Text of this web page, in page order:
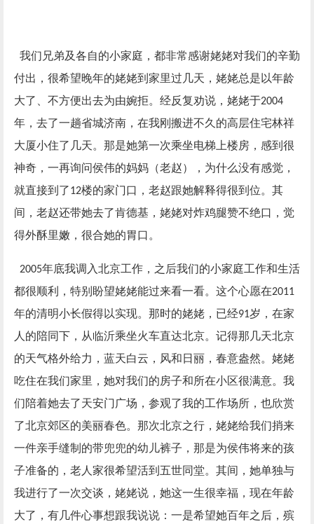
我们兄弟及各自的小家庭，都非常感谢姥姥对我们的辛勤
付出，很希望晚年的姥姥到家里过几天，姥姥总是以年龄
大了、不方便出去为由婉拒。经反复劝说，姥姥于2004
年，去了一趟省城济南，在我刚搬进不久的高层住宅林祥
大厦小住了几天。那是她第一次乘坐电梯上楼房，感到很
神奇，一再询问侯伟的妈妈（老赵），为什么没有感觉，
就直接到了12楼的家门口，老赵跟她解释得很到位。其
间，老赵还带她去了肯德基，姥姥对炸鸡腿赞不绝口，觉
得外酥里嫩，很合她的胃口。
2005年底我调入北京工作，之后我们的小家庭工作和生活
都很顺利，特别盼望姥姥能过来看一看。这个心愿在2011
年的清明小长假得以实现。那时的姥姥，已经91岁，在家
人的陪同下，从临沂乘坐火车直达北京。记得那几天北京
的天气格外给力，蓝天白云，风和日丽，春意盎然。姥姥
吃住在我们家里，她对我们的房子和所在小区很满意。我
们陪着她去了天安门广场，参观了我的工作场所，也欣赏
了北京郊区的美丽春色。那次北京之行，姥姥给我们捎来
一件亲手缝制的带兜兜的幼儿裤子，那是为侯伟将来的孩
子准备的，老人家很希望活到五世同堂。其间，她单独与
我进行了一次交谈，姥姥说，她这一生很幸福，现在年龄
大了，有几件心事想跟我说说：一是希望她百年之后，殡